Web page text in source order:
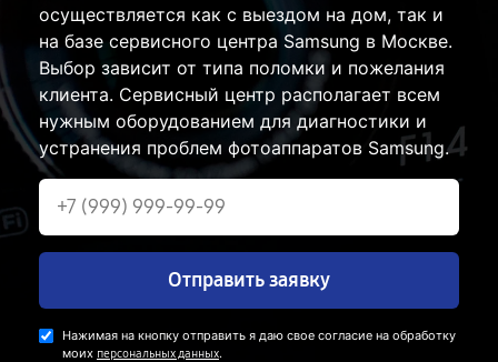
осуществляется как с выездом на дом, так и
на базе сервисного центра Samsung в Москве.
Выбор зависит от типа поломки и пожелания
клиента. Сервисный центр располагает всем
нужным оборудованием для диагностики и
устранения проблем фотоаппаратов Samsung.
Отправить заявку
Нажимая на кнопку отправить я даю свое согласие на обработку
моих персональных данных.